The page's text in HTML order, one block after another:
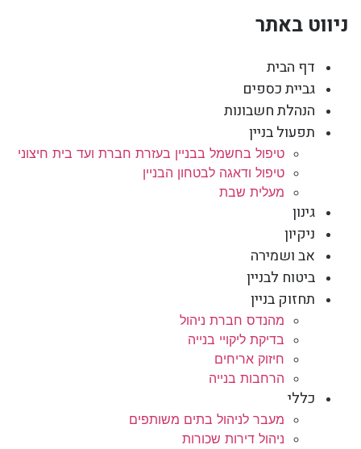
ניווט באתר
דף הבית
גביית כספים
הנהלת חשבונות
תפעול בניין
טיפול בחשמל בבניין בעזרת חברת ועד בית חיצוני
טיפול ודאגה לבטחון הבניין
מעלית שבת
גינון
ניקיון
אב ושמירה
ביטוח לבניין
תחזוק בניין
מהנדס חברת ניהול
בדיקת ליקויי בנייה
חיזוק אריחים
הרחבות בנייה
כללי
מעבר לניהול בתים משותפים
ניהול דירות שכורות